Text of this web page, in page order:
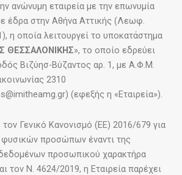
ανώνυμη εταιρεία με την επωνυμία
έδρα στην Αθήνα Αττικής (Λεωφ.
η οποία λειτουργεί το υποκατάστημα
ΘΕΣΣΑΛΟΝΙΚΗΣ», το οποίο εδρεύει
Βιζύησ-Βύζαντος αρ. 1, με Α.Φ.Μ.
2310
(εφεξής η «Εταιρεία»).
Γενικό Κανονισμό (ΕΕ) 2016/679 για
προσώπων έναντι της
προσωπικού χαρακτήρα
τον Ν. 4624/2019, η Εταιρεία παρέχει